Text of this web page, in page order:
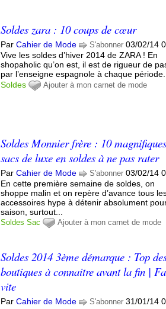
Soldes zara : 10 coups de cœur
ParCahier de Mode S'abonner 03/02/14
Vive les soldes d’hiver 2014 de ZARA ! En
shopaholic qu’on est, il est de rigueur de
par l’enseigne espagnole à chaque
Soldes
Ajouter à mon carnet de mode
Soldes Monnier frère : 10
sacs de luxe en soldes à ne pas rater
ParCahier de Mode S'abonner 03/02/14
En cette première semaine de soldes, on
shoppe malin et on repère d’avance tous
accessoires hype à détenir absolument
saison, surtout...
Soldes Sac Ajouter à mon carnet de mode
Soldes 2014 3ème démarque : Top
boutiques à connaitre avant la fin |
vite
ParCahier de Mode S'abonner 31/01/14